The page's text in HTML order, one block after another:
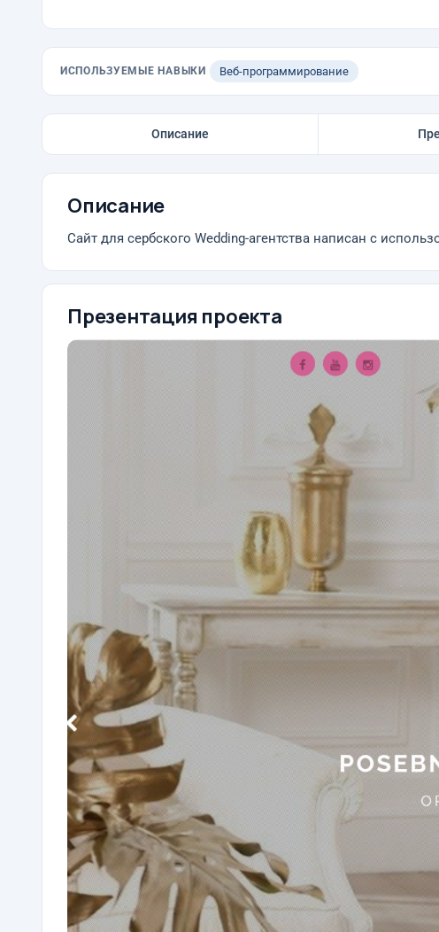
ИСПОЛЬЗУЕМЫЕ НАВЫКИ Веб-программирование
Описание
Описание
Сайт для сербского Wedding-агентства написан с
Презентация проекта